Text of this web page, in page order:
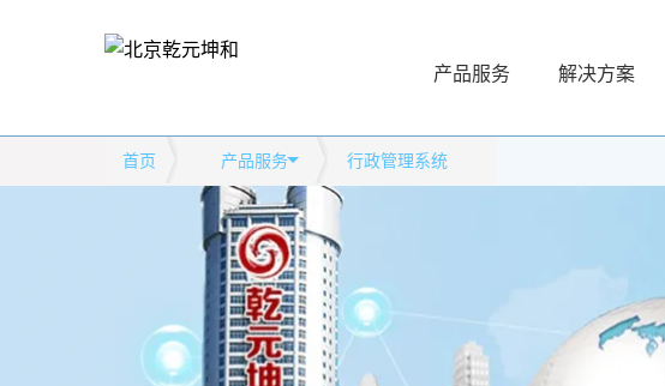
产品服务 解决方案
首页 产品服务 行政管理系统